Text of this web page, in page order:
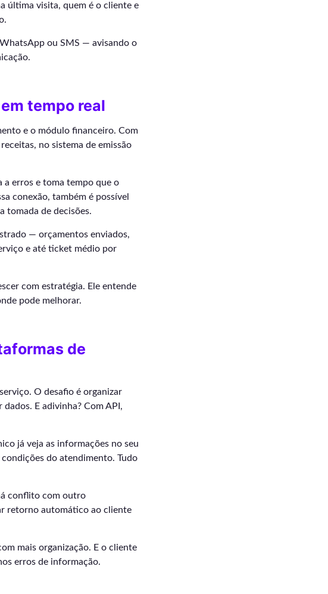
última visita, quem é o cliente e
ou SMS — avisando o
tempo real
e o módulo financeiro. Com
no sistema de emissão
a erros e toma tempo que o
conexão, também é possível
tomada de decisões.
— orçamentos enviados,
e até ticket médio por
com estratégia. Ele entende
pode melhorar.
de
O desafio é organizar
E adivinha? Com API,
já veja as informações no seu
do atendimento. Tudo
conflito com outro
retorno automático ao cliente
mais organização. E o cliente
erros de informação.